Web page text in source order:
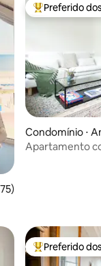
avaliação média
Entre os
Preferido
Condomínio ⋅
Apartamento
Entre os
Preferido